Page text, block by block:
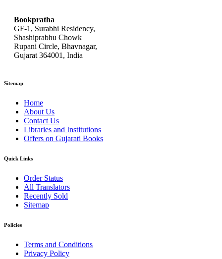
Bookpratha
GF-1, Surabhi Residency,
Shashiprabhu Chowk
Rupani Circle, Bhavnagar,
Gujarat 364001, India
Sitemap
Home
About Us
Contact Us
Libraries and Institutions
Offers on Gujarati Books
Quick Links
Order Status
All Translators
Recently Sold
Sitemap
Policies
Terms and Conditions
Privacy Policy